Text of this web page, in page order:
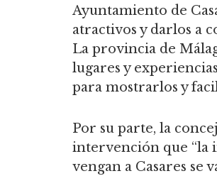
Ayuntamiento de
atractivos y darlos a
La provincia de
lugares y
para mostrarlos y
Por su parte, la
intervención que “la
vengan a Casares se